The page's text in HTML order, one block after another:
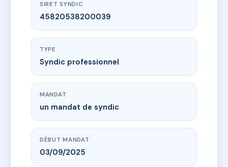
SIRET SYNDIC
45820538200039
TYPE
Syndic professionnel
MANDAT
un mandat de syndic
DÉBUT MANDAT
03/09/2025